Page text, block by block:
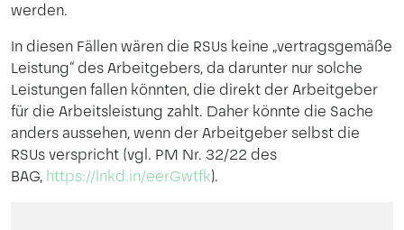
werden.
In diesen Fällen wären die RSUs keine „vertragsgemäße
Leistung“ des Arbeitgebers, da darunter nur solche
Leistungen fallen könnten, die direkt der Arbeitgeber
für die Arbeitsleistung zahlt. Daher könnte die Sache
anders aussehen, wenn der Arbeitgeber selbst die
RSUs verspricht (vgl. PM Nr. 32/22 des
BAG, https://lnkd.in/eerGwtfk).